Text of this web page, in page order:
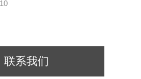
联系我们